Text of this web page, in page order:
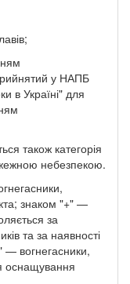
у НАПБ
в Україні" для
також категорія
небезпекою.
знаком "+" —
за
та за наявності
— вогнегасники,
оснащування